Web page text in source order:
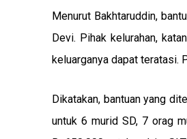
Menurut Bakhtaruddin,
Devi. Pihak kelurahan,
keluarganya dapat teratasi.
Dikatakan, bantuan yang
untuk 6 murid SD, 7 orag